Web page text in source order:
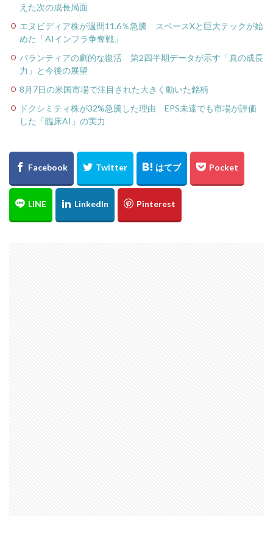
えた次の成長局面
エヌビディア株が週間11.6％急騰 スペースXと巨大テックが始
めた「AIインフラ争奪戦」
パランティアの劇的な復活 第2四半期データが示す「真の成長
力」と今後の展望
8月7日の米国市場で注目された大きく動いた銘柄
ドクシミティ株が32%急騰した理由 EPS未達でも市場が評価
した「臨床AI」の実力